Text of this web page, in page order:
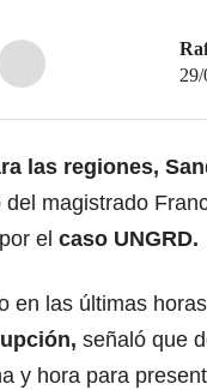
las regiones,
del magistrado
el caso UNGRD.
en las últimas
señaló que
y hora para